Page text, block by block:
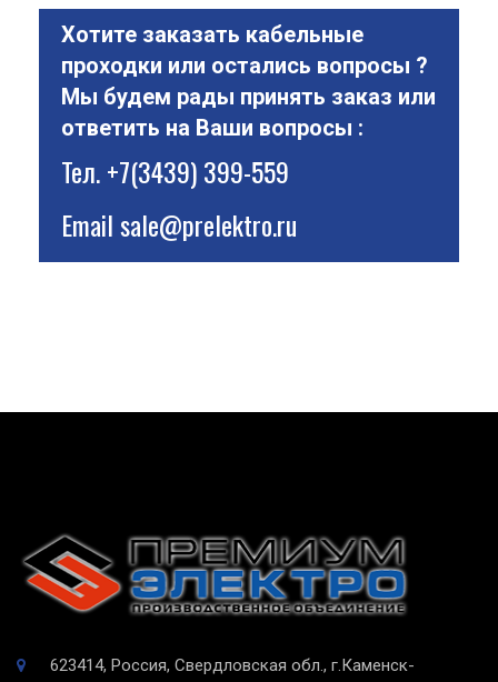
Хотите заказать кабельные
проходки или остались вопросы ?
Мы будем рады принять заказ или
ответить на Ваши вопросы :
Тел.+7(3439) 399-559
Emailsale@prelektro.ru
623414, Россия, Свердловская обл., г.Каменск-